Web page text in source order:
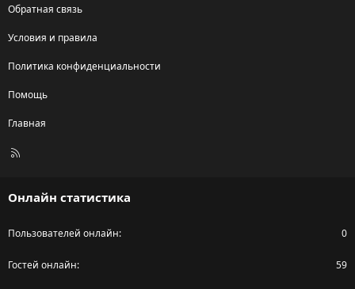
Обратная связь
Условия и правила
Политика конфиденциальности
Помощь
Главная
R
Онлайн статистика
Пользователей онлайн 0
Гостей онлайн 59